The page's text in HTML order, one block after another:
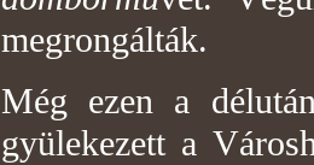
megrongálták.
Még ezen a
gyülekezett a